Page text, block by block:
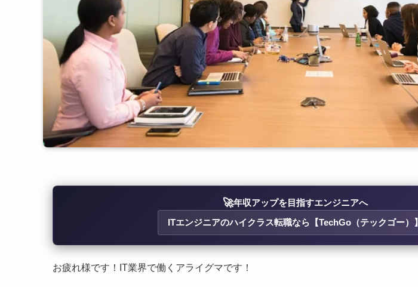
🚀年収アップを目指すエンジニアへ
ITエンジニアのハイクラス転職なら【TechGo（テックゴー）】
お疲れ様です！IT業界で働くアライグマです！